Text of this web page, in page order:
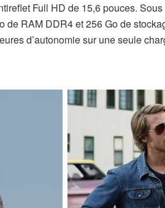
Full HD de 15,6 pouces.
de RAM DDR4 et 256 Go de
d’autonomie sur une seule